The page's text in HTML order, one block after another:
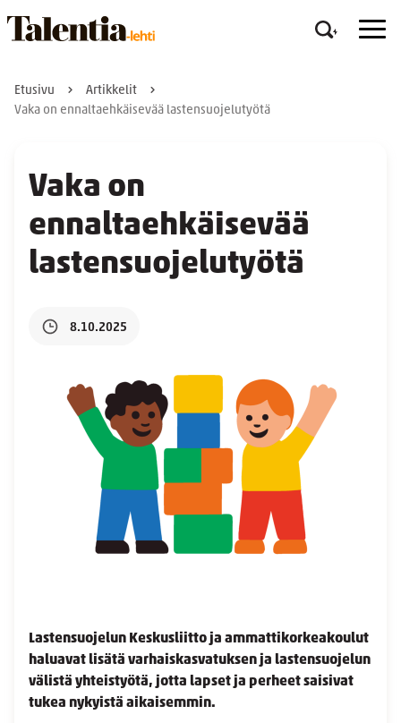
Etusivu
Artikkelit
Vaka on ennaltaehkäisevää lastensuojelutyötä
Vaka on
ennaltaehkäisevää
lastensuojelutyötä
8.10.2025
Lastensuojelun Keskusliitto ja ammattikorkeakoulut
haluavat lisätä varhaiskasvatuksen ja lastensuojelun
välistä yhteistyötä, jotta lapset ja perheet saisivat
tukea nykyistä aikaisemmin.